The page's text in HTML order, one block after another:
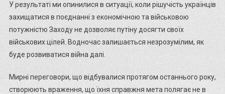
У результаті ми опинилися в ситуації, коли рішучість українців
захищатися в поєднанні з економічною та військовою
потужністю Заходу не дозволяє путіну досягти своїх
військових цілей. Водночас залишається незрозумілим, як
буде розвиватися війна далі.
Мирні переговори, що відбувалися протягом останнього року,
створюють враження, що їхня справжня мета полягає не в